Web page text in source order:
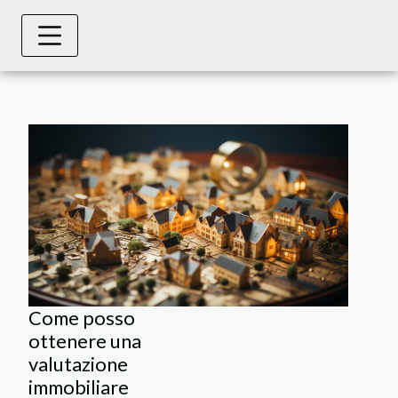
Come posso
ottenere una
valutazione
immobiliare